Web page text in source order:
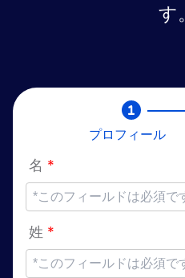
す。
プロフィール
名 *
姓 *